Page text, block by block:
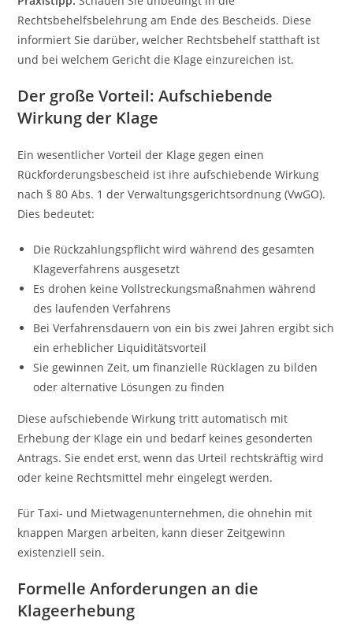
Rechtsbehelfsbelehrung am Ende des Bescheids. Diese
informiert Sie darüber, welcher Rechtsbehelf statthaft ist
und bei welchem Gericht die Klage einzureichen ist.
Der große Vorteil: Aufschiebende
Wirkung der Klage
Ein wesentlicher Vorteil der Klage gegen einen
Rückforderungsbescheid ist ihre aufschiebende Wirkung
nach § 80 Abs. 1 der Verwaltungsgerichtsordnung (VwGO).
Dies bedeutet:
Die Rückzahlungspflicht wird während des gesamten
Klageverfahrens ausgesetzt
Es drohen keine Vollstreckungsmaßnahmen während
des laufenden Verfahrens
Bei Verfahrensdauern von ein bis zwei Jahren ergibt sich
ein erheblicher Liquiditätsvorteil
Sie gewinnen Zeit, um finanzielle Rücklagen zu bilden
oder alternative Lösungen zu finden
Diese aufschiebende Wirkung tritt automatisch mit
Erhebung der Klage ein und bedarf keines gesonderten
Antrags. Sie endet erst, wenn das Urteil rechtskräftig wird
oder keine Rechtsmittel mehr eingelegt werden.
Für Taxi- und Mietwagenunternehmen, die ohnehin mit
knappen Margen arbeiten, kann dieser Zeitgewinn
existenziell sein.
Formelle Anforderungen an die
Klageerhebung